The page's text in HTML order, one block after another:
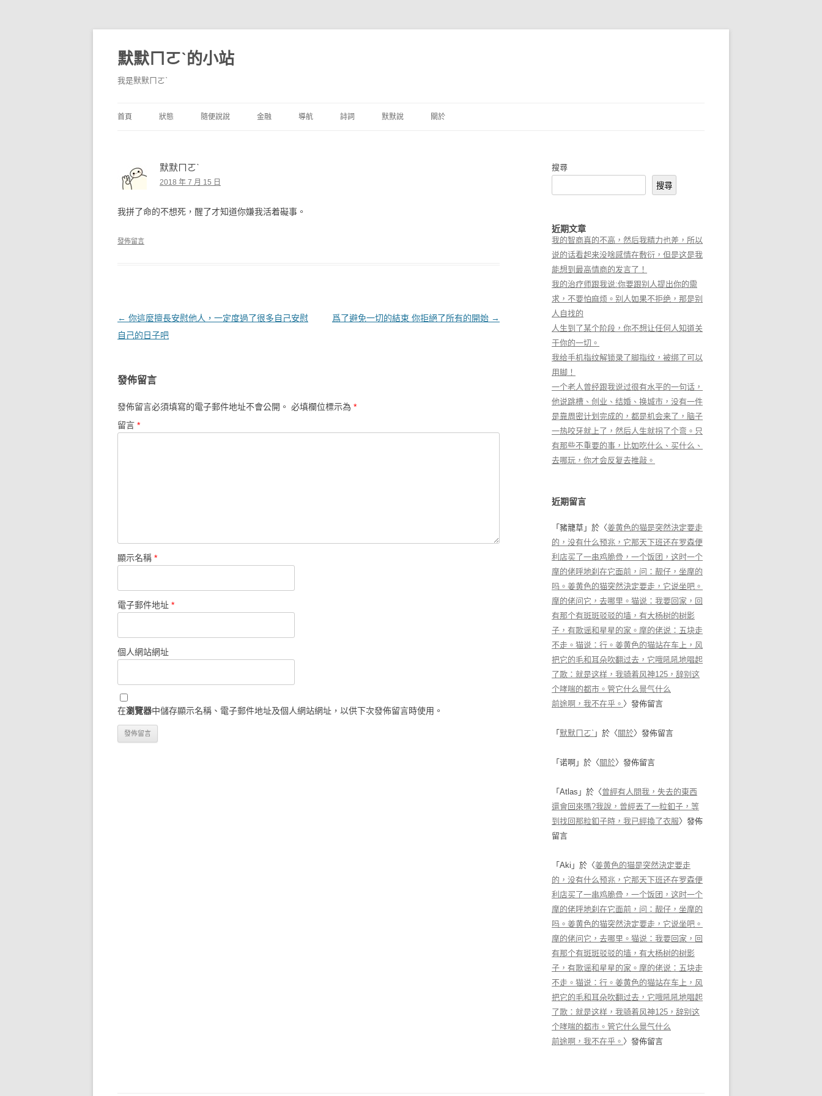
默默ㄇㄛˋ的小站
我是默默ㄇㄛˋ
首頁 狀態
獨白
隨便說說 金融
境外銀行
導航 詩詞 默默說 關於
默默ㄇㄛˋ
2018 年 7 月 15 日
我拼了命的不想死，醒了才知道你嫌我活着礙事。
發佈留言
文章導覽
← 你這麼擅長安慰他人，一定度過了很多自己安慰
自己的日子吧
爲了避免一切的結束 你拒絕了所有的開始 →
發佈留言
發佈留言必須填寫的電子郵件地址不會公開。 必填欄位標示為 *
留言 *
顯示名稱 *
電子郵件地址 *
個人網站網址
在瀏覽器中儲存顯示名稱、電子郵件地址及個人網站網址，以供下次發佈留言時使用。
搜尋
搜尋
近期文章
我的智商真的不高，然后我精力也差，所以
说的话看起来没啥感情在敷衍，但是这是我
能想到最高情商的发言了！
我的治疗师跟我说:你要跟别人提出你的需
求，不要怕麻烦。别人如果不拒绝，那是别
人自找的
人生到了某个阶段，你不想让任何人知道关
于你的一切。
我给手机指纹解锁录了脚指纹，被绑了可以
用脚！
一个老人曾经跟我说过很有水平的一句话，
他说跳槽、创业、结婚、换城市，没有一件
是靠周密计划完成的，都是机会来了，脑子
一热咬牙就上了，然后人生就拐了个弯。只
有那些不重要的事，比如吃什么、买什么、
去哪玩，你才会反复去推敲。
近期留言
「 豬籠草 」於〈姜黄色的猫是突然決定要走
的，没有什么预兆，它那天下班还在罗森便
利店买了一串鸡脆骨，一个饭团，这时一个
摩的佬呼地刹在它面前，问：靓仔，坐摩的
吗。姜黄色的猫突然決定要走，它说坐吧。
摩的佬问它，去哪里。猫说：我要回家，回
有那个有斑斑驳驳的墙，有大杨树的树影
子，有歌谣和星星的家。摩的佬说：五块走
不走。猫说：行。姜黄色的猫站在车上，风
把它的毛和耳朵吹翻过去，它哦吼吼地唱起
了歌：就是这样，我骑着风神125，辞别这
个哮喘的都市。管它什么景气什么
前途啊，我不在乎。 〉發佈留言
「 默默ㄇㄛˋ 」於〈 關於〉發佈留言
「 诺啊 」於〈 關於〉發佈留言
「 Atlas 」於〈曾經有人問我，失去的東西
還會回來嗎?我說，曾經丟了一粒釦子，等
到找回那粒釦子時，我已經換了衣服〉發佈
留言
「 Aki 」於〈姜黄色的猫是突然決定要走
的，没有什么预兆，它那天下班还在罗森便
利店买了一串鸡脆骨，一个饭团，这时一个
摩的佬呼地刹在它面前，问：靓仔，坐摩的
吗。姜黄色的猫突然決定要走，它说坐吧。
摩的佬问它，去哪里。猫说：我要回家，回
有那个有斑斑驳驳的墙，有大杨树的树影
子，有歌谣和星星的家。摩的佬说：五块走
不走。猫说：行。姜黄色的猫站在车上，风
把它的毛和耳朵吹翻过去，它哦吼吼地唱起
了歌：就是这样，我骑着风神125，辞别这
个哮喘的都市。管它什么景气什么
前途啊，我不在乎。 〉發佈留言